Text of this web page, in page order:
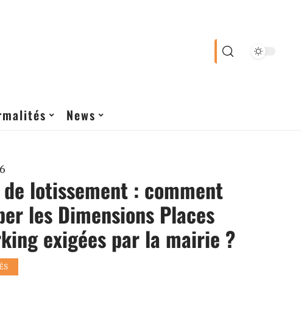
News
lotissement : comment
les Dimensions Places
exigées par la mairie ?